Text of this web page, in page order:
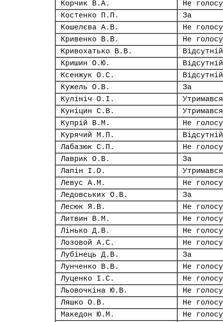
Корчик В.А.
Не
Костенко П.П.
За
Кошелєва А.В.
Не
Кривенко В.В.
Не
Кривохатько В.В.
Відсутній
Кришин О.Ю.
Відсутній
Ксенжук О.С.
Відсутній
Кужель О.В.
За
Кулініч О.І.
Утримався
Куніцин С.В.
Утримався
Купрій В.М.
Не
Курячий М.П.
Відсутній
Лабазюк С.П.
Не
Лаврик О.В.
За
Лапін І.О.
Утримався
Левус А.М.
Не
Ледовських О.В.
За
Лесюк Я.В.
Не
Литвин В.М.
Не
Лінько Д.В.
Не
Лозовой А.С.
Не
Лубінець Д.В.
За
Лунченко В.В.
Не
Луценко І.С.
Не
Льовочкіна Ю.В.
Не
Ляшко О.В.
Не
Македон Ю.М.
Не